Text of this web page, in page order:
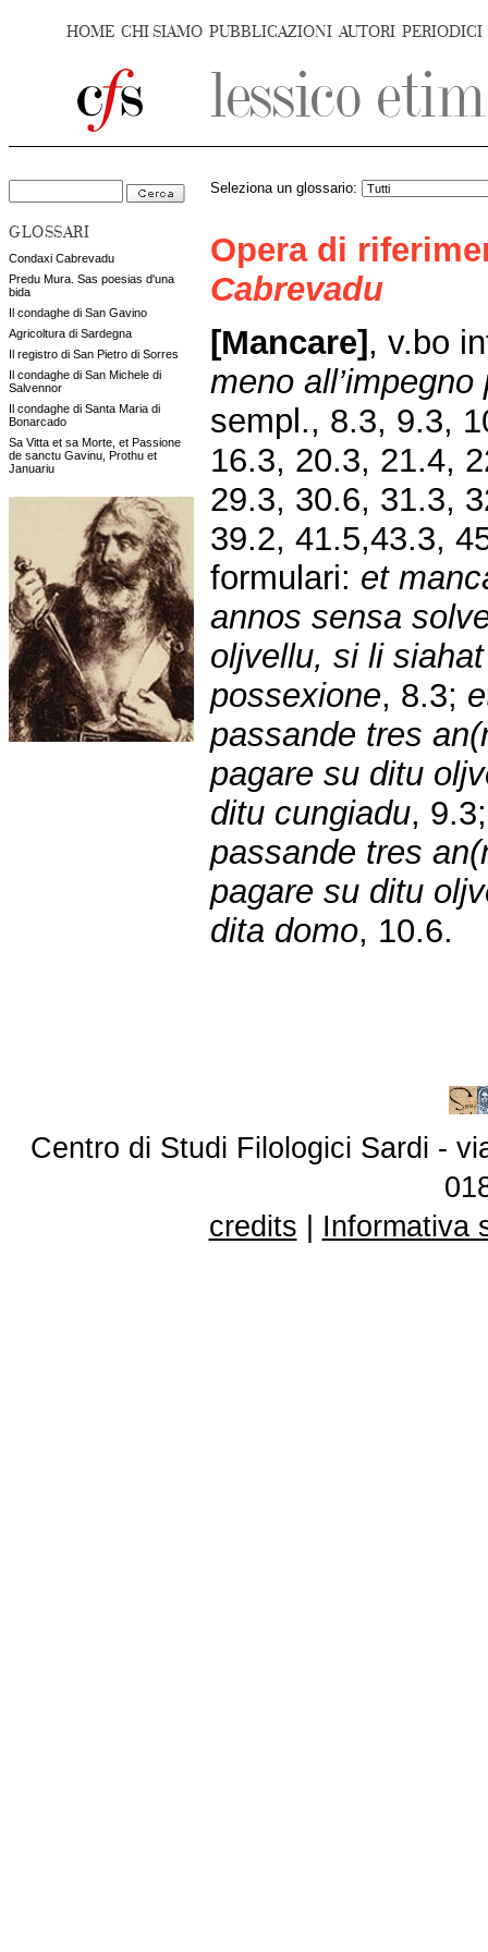
HOME CHI SIAMO PUBBLICAZIONI AUTORI PERIODICI
GLOSSARI
Condaxi Cabrevadu
Predu Mura. Sas poesias d'una
bida
Il condaghe di San Gavino
Agricoltura di Sardegna
Il registro di San Pietro di Sorres
Il condaghe di San Michele di
Salvennor
Il condaghe di Santa Maria di
Bonarcado
Sa Vitta et sa Morte, et Passione
de sanctu Gavinu, Prothu et
Januariu
Seleziona un glossario:
Opera di
Cabrevadu
[Mancare] , v.bo
meno all’impegno
sempl., 8.3, 9.3,
16.3, 20.3, 21.4,
29.3, 30.6, 31.3,
39.2, 41.5,43.3,
formulari: et
annos sensa
oljvellu, si li
possexione, 8.3;
passande tres
pagare su ditu
ditu cungiadu,
passande tres
pagare su ditu
dita domo, 10.6.
Centro di Studi Filologici Sardi -
credits
Informativa